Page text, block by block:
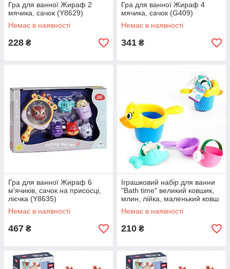
Гра для ванної Жираф 2
мячика, сачок (Y8629)
Немає в наявності
228 ₴
Гра для ванної Жираф 4
мячика, сачок (G409)
Немає в наявності
341 ₴
Гра для ванної Жираф 6
м'ячиків, сачок на присосці,
лієчка (Y8635)
Немає в наявності
467 ₴
Іграшковий набір для ванни
"Bath time" великий ковшик,
млин, лійка, маленький ковш
(8816М)
Немає в наявності
210 ₴